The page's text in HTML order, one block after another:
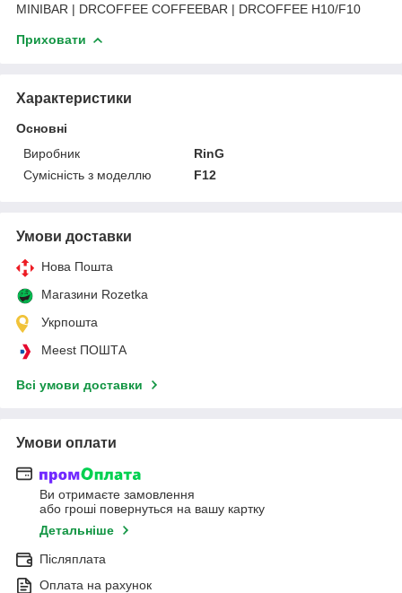
MINIBAR | DRCOFFEE COFFEEBAR | DRCOFFEE H10/F10
Приховати
Характеристики
Основні
Виробник
RinG
Сумісність з моделлю
F12
Умови доставки
Нова Пошта
Магазини Rozetka
Укрпошта
Meest ПОШТА
Всі умови доставки
Умови оплати
Ви отримаєте замовлення
або гроші повернуться на вашу картку
Детальніше
Післяплата
Оплата на рахунок